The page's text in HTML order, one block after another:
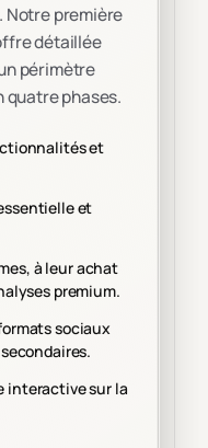
Notre première
détaillée
périmètre
quatre phases.
et
et
à leur achat
premium.
sociaux
interactive sur la